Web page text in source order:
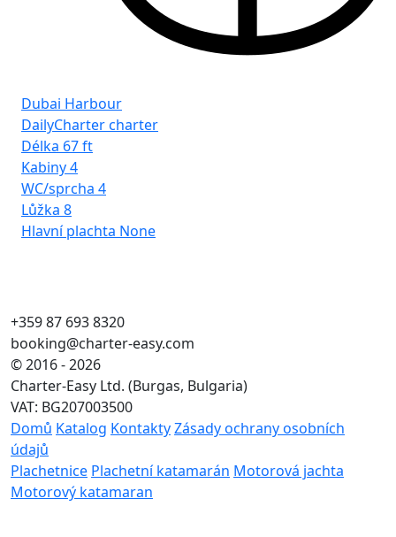
Dubai Harbour
DailyCharter charter
Délka 67 ft
Kabiny4
WC/sprcha 4
Lůžka 8
Hlavní plachta None
+359 87 693 8320
booking@charter-easy.com
© 2016 - 2026
Charter-Easy Ltd. (Burgas, Bulgaria)
VAT: BG207003500
Domů Katalog KontaktyZásady ochrany osobních
údajů
Plachetnice Plachetní katamarán Motorová jachta
Motorový katamaran